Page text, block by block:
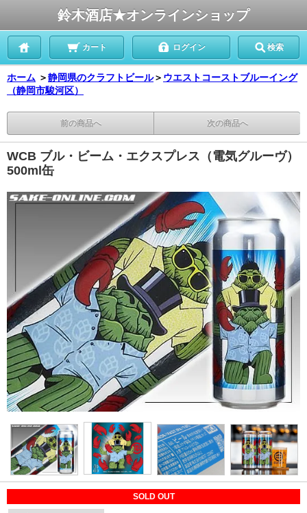
鈴木酒店★オンラインショップ
カート ログイン 検索
ホーム ＞静岡県のクラフトビール＞ ウエストコーストブルーイング
（静岡市駿河区）
前の商品へ 次の商品へ
WCB ブル・ビーム・エクスプレス（電気グルーヴ）
500ml缶
SOLD OUT